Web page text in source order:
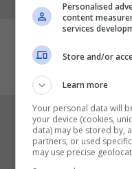
Intanto formate
sughetto.
quinoa e
Personalised
content
services
Store and/or
Learn more
Your personal data will
your device (cookies,
data) may be stored by,
partners, or used
may use precise